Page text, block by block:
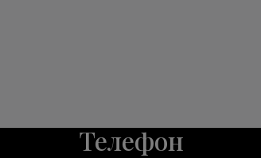
Телефон